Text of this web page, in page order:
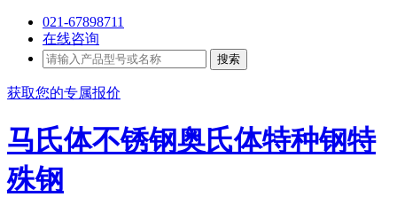
021-67898711
在线咨询
搜索
获取您的专属报价
马氏体不锈钢奥氏体特种钢特
殊钢